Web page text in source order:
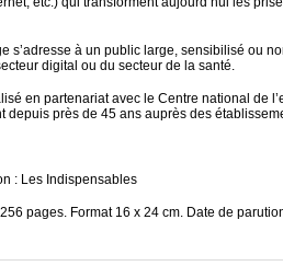
s’adresse à un public large, sensibilisé ou
digital ou du secteur de la santé.
en partenariat avec le Centre national de
depuis près de 45 ans auprès des
: Les Indispensables
pages. Format 16 x 24 cm. Date de